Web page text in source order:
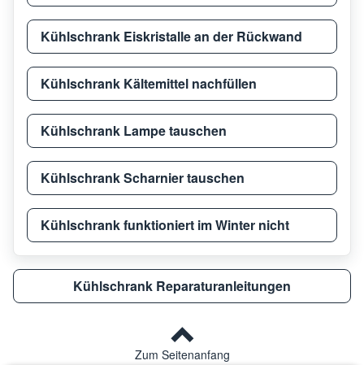
Kühlschrank Eiskristalle an der Rückwand
Kühlschrank Kältemittel nachfüllen
Kühlschrank Lampe tauschen
Kühlschrank Scharnier tauschen
Kühlschrank funktioniert im Winter nicht
Kühlschrank Reparaturanleitungen
Zum Seitenanfang